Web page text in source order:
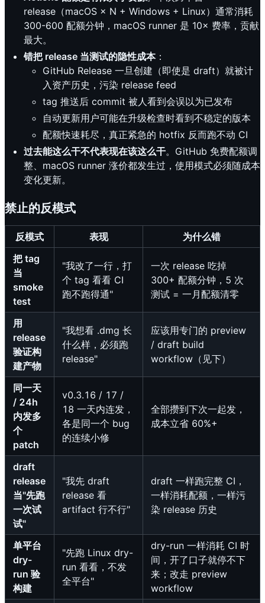
release（macOS × N + Windows + Linux）通常消耗
300-600 配额分钟，macOS runner 是 10× 费率，贡献
最大。
错把 release 当测试的隐性成本：
GitHub Release 一旦创建（即使是 draft）就被计
入资产历史，污染 release feed
tag 推送后 commit 被人看到会误以为已发布
自动更新用户可能在升级检查时看到不稳定的版本
配额快速耗尽，真正紧急的 hotfix 反而跑不动 CI
过去能这么干不代表现在该这么干。GitHub 免费配额调
整、macOS runner 涨价都发生过，使用模式必须随成本
变化更新。
禁止的反模式
反模式 表现
为什么错
把 tag
当
smoke
test
"我改了一行，打
个 tag 看看 CI
跑不跑得通"
一次 release 吃掉
300+ 配额分钟，5 次
测试 = 一月配额清零
用
release
验证构
建产物
"我想看 .dmg 长
什么样，必须跑
release"
应该用专门的 preview
/ draft build
workflow（见下）
同一天
/ 24h
内发多
个
patch
v0.3.16 / 17 /
18 一天内连发，
各是同一个 bug
的连续小修
全部攒到下次一起发，
成本立省 60%+
draft
release
当"先跑
一次试
试"
"我先 draft
release 看
artifact 行不行"
draft 一样跑完整 CI，
一样消耗配额，一样污
染 release 历史
单平台
dry-
run 验
构建
"先跑 Linux dry-
run 看看，不发
全平台"
dry-run 一样消耗 CI 时
间，开了口子就停不下
来；改走 preview
workflow